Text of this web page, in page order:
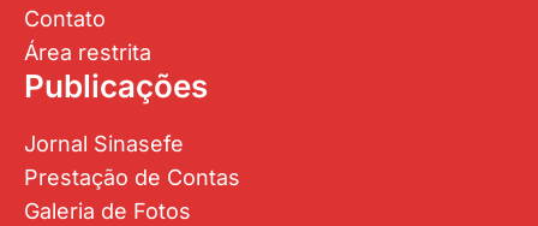
Contato
Área restrita
Publicações
Jornal Sinasefe
Prestação de Contas
Galeria de Fotos